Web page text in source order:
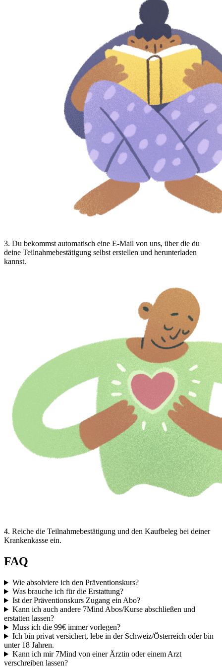
3. Du bekommst automatisch eine E-Mail von uns, über die du
deine Teilnahmebestätigung selbst erstellen und herunterladen
kannst.
4. Reiche die Teilnahmebestätigung und den Kaufbeleg bei deiner
Krankenkasse ein.
FAQ
Wie absolviere ich den Präventionskurs?
Was brauche ich für die Erstattung?
Ist der Präventionskurs Zugang ein Abo?
Kann ich auch andere 7Mind Abos/Kurse abschließen und
erstatten lassen?
Muss ich die 99€ immer vorlegen?
Ich bin privat versichert, lebe in der Schweiz/Österreich oder bin
unter 18 Jahren.
Kann ich mir 7Mind von einer Ärztin oder einem Arzt
verschreiben lassen?